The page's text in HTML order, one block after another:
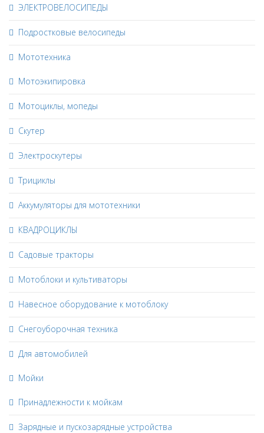
ЭЛЕКТРОВЕЛОСИПЕДЫ
Подростковые велосипеды
Мототехника
Мотоэкипировка
Мотоциклы, мопеды
Скутер
Электроскутеры
Трициклы
Аккумуляторы для мототехники
КВАДРОЦИКЛЫ
Садовые тракторы
Мотоблоки и культиваторы
Навесное оборудование к мотоблоку
Снегоуборочная техника
Для автомобилей
Мойки
Принадлежности к мойкам
Зарядные и пускозарядные устройства